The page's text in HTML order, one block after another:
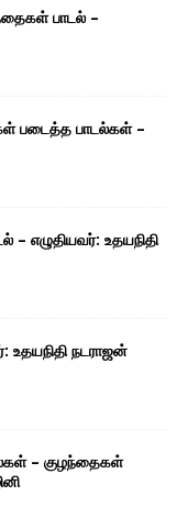
பாடல் –
படைத்த பாடல்கள் –
– எழுதியவர்: உதயநிதி
உதயநிதி நடராஜன்
– குழந்தைகள்